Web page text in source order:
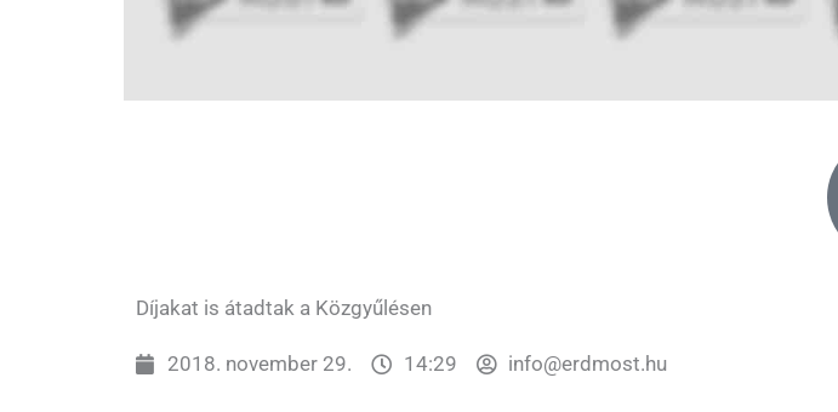
Díjakat is átadtak a Közgyűlésen
2018. november 29. 14:29 info@erdmost.hu